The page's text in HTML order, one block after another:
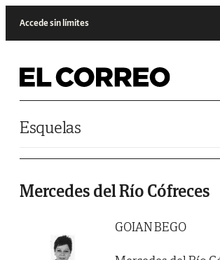
Accede sin límites
Esquelas
Mercedes del Río Cófreces
GOIAN BEGO